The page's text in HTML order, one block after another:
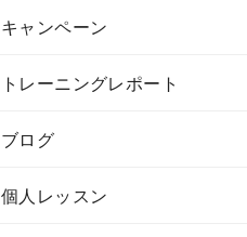
キャンペーン
トレーニングレポート
ブログ
個人レッスン